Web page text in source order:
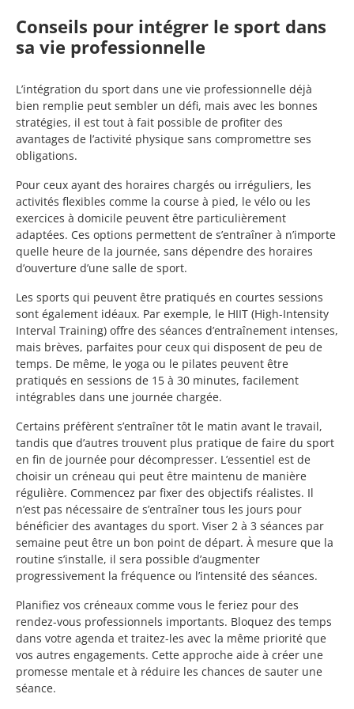
Conseils pour intégrer le sport dans
sa vie professionnelle
L’intégration du sport dans une vie professionnelle déjà
bien remplie peut sembler un défi, mais avec les bonnes
stratégies, il est tout à fait possible de profiter des
avantages de l’activité physique sans compromettre ses
obligations.
Pour ceux ayant des horaires chargés ou irréguliers, les
activités flexibles comme la course à pied, le vélo ou les
exercices à domicile peuvent être particulièrement
adaptées. Ces options permettent de s’entraîner à n’importe
quelle heure de la journée, sans dépendre des horaires
d’ouverture d’une salle de sport.
Les sports qui peuvent être pratiqués en courtes sessions
sont également idéaux. Par exemple, le HIIT (High-Intensity
Interval Training) offre des séances d’entraînement intenses,
mais brèves, parfaites pour ceux qui disposent de peu de
temps. De même, le yoga ou le pilates peuvent être
pratiqués en sessions de 15 à 30 minutes, facilement
intégrables dans une journée chargée.
Certains préfèrent s’entraîner tôt le matin avant le travail,
tandis que d’autres trouvent plus pratique de faire du sport
en fin de journée pour décompresser. L’essentiel est de
choisir un créneau qui peut être maintenu de manière
régulière. Commencez par fixer des objectifs réalistes. Il
n’est pas nécessaire de s’entraîner tous les jours pour
bénéficier des avantages du sport. Viser 2 à 3 séances par
semaine peut être un bon point de départ. À mesure que la
routine s’installe, il sera possible d’augmenter
progressivement la fréquence ou l’intensité des séances.
Planifiez vos créneaux comme vous le feriez pour des
rendez-vous professionnels importants. Bloquez des temps
dans votre agenda et traitez-les avec la même priorité que
vos autres engagements. Cette approche aide à créer une
promesse mentale et à réduire les chances de sauter une
séance.